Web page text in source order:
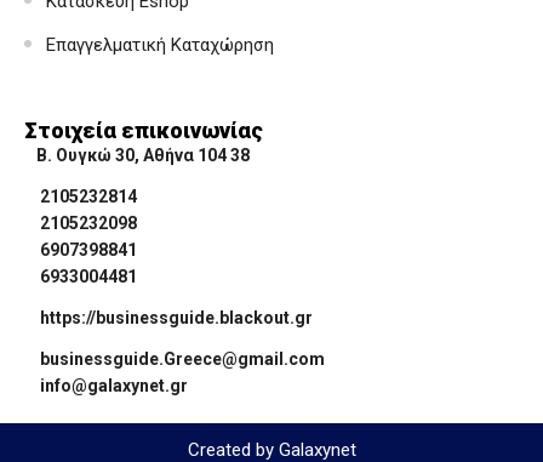
Επαγγελματική Καταχώρηση
Στοιχεία επικοινωνίας
Β. Ουγκώ 30, Αθήνα 104 38
2105232814
2105232098
6907398841
6933004481
https://businessguide.blackout.gr
businessguide.Greece@gmail.com
info@galaxynet.gr
Created by Galaxynet